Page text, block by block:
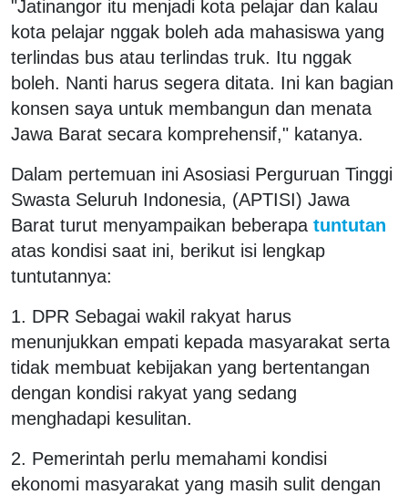
"Jatinangor itu menjadi kota pelajar dan kalau
kota pelajar nggak boleh ada mahasiswa yang
terlindas bus atau terlindas truk. Itu nggak
boleh. Nanti harus segera ditata. Ini kan bagian
konsen saya untuk membangun dan menata
Jawa Barat secara komprehensif," katanya.
Dalam pertemuan ini Asosiasi Perguruan Tinggi
Swasta Seluruh Indonesia, (APTISI) Jawa
Barat turut menyampaikan beberapa tuntutan
atas kondisi saat ini, berikut isi lengkap
tuntutannya:
1. DPR Sebagai wakil rakyat harus
menunjukkan empati kepada masyarakat serta
tidak membuat kebijakan yang bertentangan
dengan kondisi rakyat yang sedang
menghadapi kesulitan.
2. Pemerintah perlu memahami kondisi
ekonomi masyarakat yang masih sulit dengan